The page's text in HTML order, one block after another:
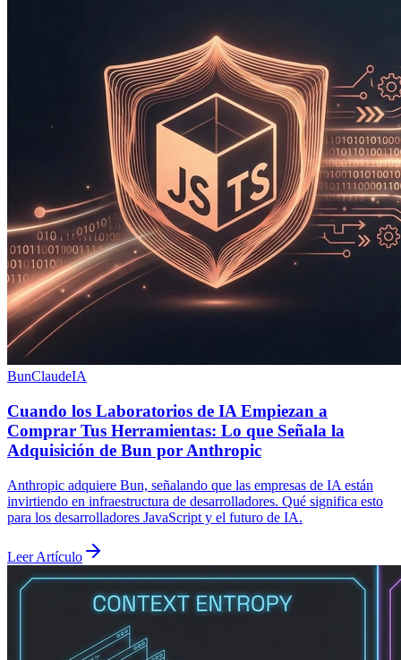
BunClaudeIA
Cuando los Laboratorios de IA Empiezan a
Comprar Tus Herramientas: Lo que Señala la
Adquisición de Bun por Anthropic
Anthropic adquiere Bun, señalando que las empresas de IA están
invirtiendo en infraestructura de desarrolladores. Qué significa esto
para los desarrolladores JavaScript y el futuro de IA.
Leer Artículo